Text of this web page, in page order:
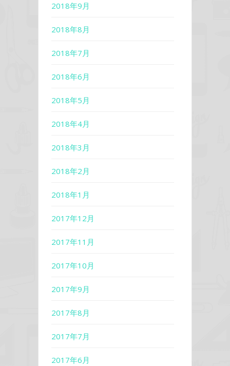
2018年9月
2018年8月
2018年7月
2018年6月
2018年5月
2018年4月
2018年3月
2018年2月
2018年1月
2017年12月
2017年11月
2017年10月
2017年9月
2017年8月
2017年7月
2017年6月